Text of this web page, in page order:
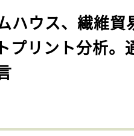
ハウス、繊維貿
プリント分析。